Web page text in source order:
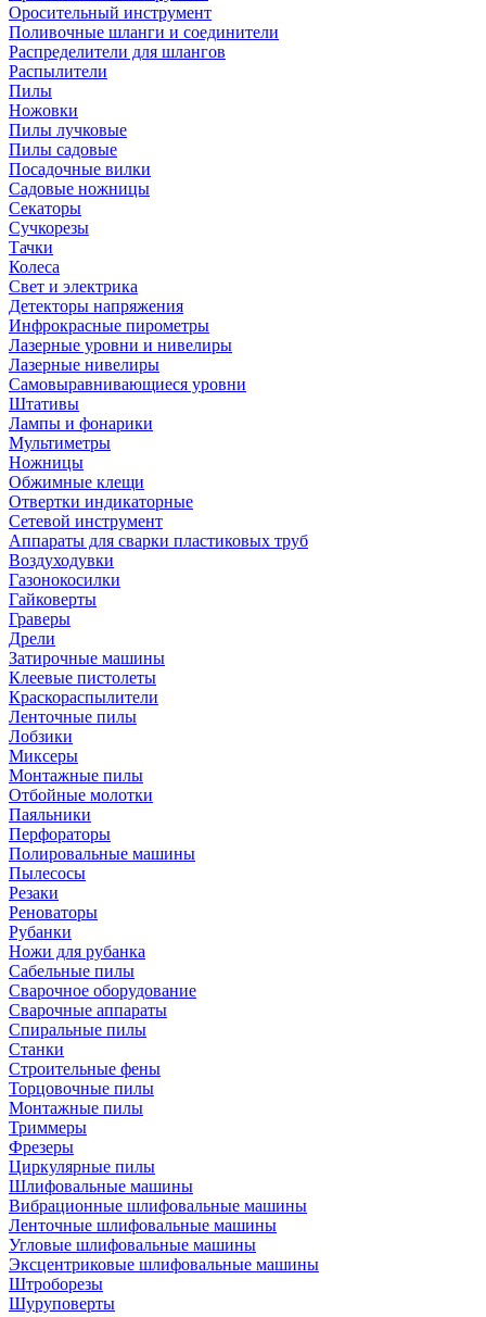
Оросительный инструмент
Поливочные шланги и соединители
Распределители для шлангов
Распылители
Пилы
Ножовки
Пилы лучковые
Пилы садовые
Посадочные вилки
Садовые ножницы
Секаторы
Сучкорезы
Тачки
Колеса
Свет и электрика
Детекторы напряжения
Инфрокрасные пирометры
Лазерные уровни и нивелиры
Лазерные нивелиры
Самовыравнивающиеся уровни
Штативы
Лампы и фонарики
Мультиметры
Ножницы
Обжимные клещи
Отвертки индикаторные
Сетевой инструмент
Аппараты для сварки пластиковых труб
Воздуходувки
Газонокосилки
Гайковерты
Граверы
Дрели
Затирочные машины
Клеевые пистолеты
Краскораспылители
Ленточные пилы
Лобзики
Миксеры
Монтажные пилы
Отбойные молотки
Паяльники
Перфораторы
Полировальные машины
Пылесосы
Резаки
Реноваторы
Рубанки
Ножи для рубанка
Сабельные пилы
Сварочное оборудование
Сварочные аппараты
Спиральные пилы
Станки
Строительные фены
Торцовочные пилы
Монтажные пилы
Триммеры
Фрезеры
Циркулярные пилы
Шлифовальные машины
Вибрационные шлифовальные машины
Ленточные шлифовальные машины
Угловые шлифовальные машины
Эксцентриковые шлифовальные машины
Штроборезы
Шуруповерты